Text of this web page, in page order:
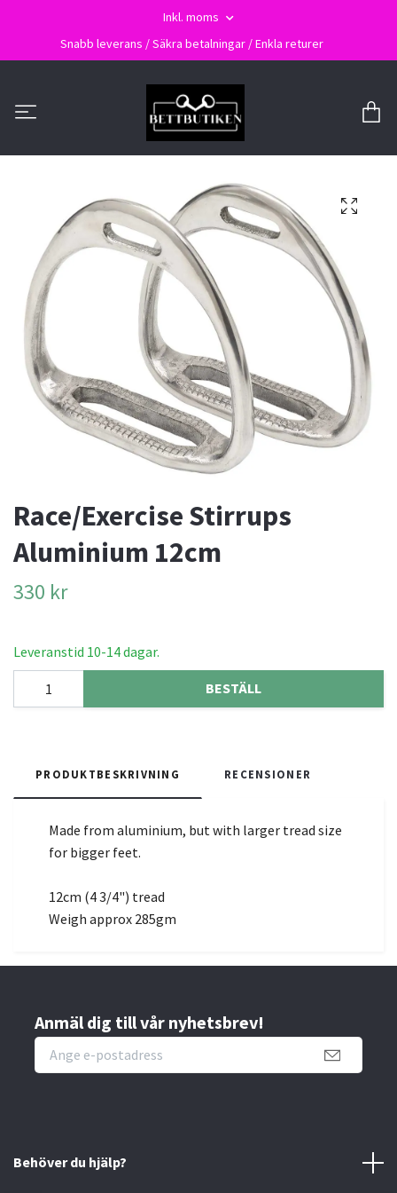
Inkl. moms
Snabb leverans / Säkra betalningar / Enkla returer
Race/Exercise Stirrups
Aluminium 12cm
330 kr
Leveranstid 10-14 dagar.
BESTÄLL
PRODUKTBESKRIVNING RECENSIONER
Made from aluminium, but with larger tread size
for bigger feet.
12cm (4 3/4") tread
Weigh approx 285gm
Anmäl dig till vår nyhetsbrev!
Behöver du hjälp?